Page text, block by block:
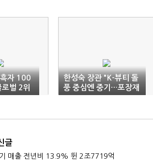
자 100
벌 2위
됐다
한성숙 장관 "K-뷰티 돌
풍 중심엔 중기…포장재
규제 문제 해결할 것"
글
매출 전년비 13.9% 뛴 2조7719억